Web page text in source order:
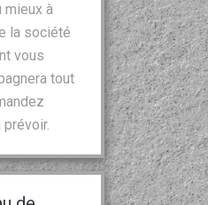
mieux à
la société
vous
tout